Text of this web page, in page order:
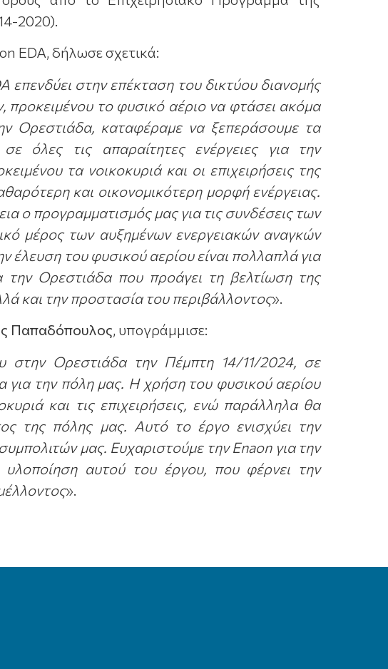
2020).
EDA, δήλωσε σχετικά:
επενδύει στην επέκταση του δικτύου διανομής
προκειμένου το φυσικό αέριο να φτάσει ακόμα
Ορεστιάδα, καταφέραμε να ξεπεράσουμε τα
όλες τις απαραίτητες ενέργειες για την
τα νοικοκυριά και οι επιχειρήσεις της
και οικονομικότερη μορφή ενέργειας.
ο προγραμματισμός μας για τις συνδέσεις των
μέρος των αυξημένων ενεργειακών αναγκών
του φυσικού αερίου είναι πολλαπλά για
την Ορεστιάδα που προάγει τη βελτίωση της
και την προστασία του περιβάλλοντος».
Παπαδόπουλος, υπογράμμισε:
στην Ορεστιάδα την Πέμπτη 14/11/2024, σε
για την πόλη μας. Η χρήση του φυσικού αερίου
και τις επιχειρήσεις, ενώ παράλληλα θα
της πόλης μας.
Αυτό το έργο ενισχύει την
μας. Ευχαριστούμε την Enaon για την
αυτού του έργου, που φέρνει την
».